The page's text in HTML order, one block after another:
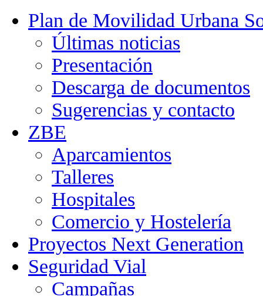
Plan de Movilidad Urbana
Últimas noticias
Presentación
Descarga de documentos
Sugerencias y contacto
ZBE
Aparcamientos
Talleres
Hospitales
Comercio y Hostelería
Proyectos Next Generation
Seguridad Vial
Campañas